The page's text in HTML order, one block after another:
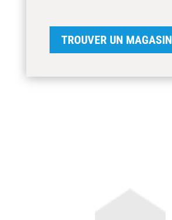
TROUVER UN MAGASIN